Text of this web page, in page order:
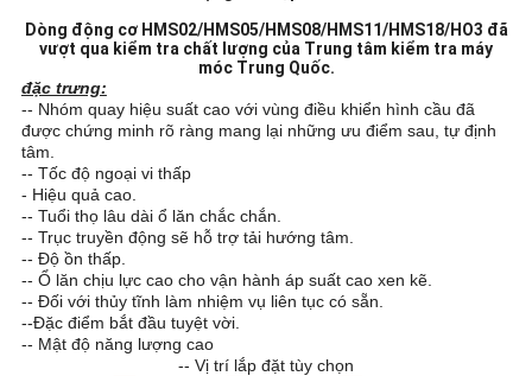
Dòng động cơ HMS02/HMS05/HMS08/HMS11/HMS18/HO3 đã
vượt qua kiểm tra chất lượng của Trung tâm kiểm tra máy
móc Trung Quốc.
đặc trưng:
-- Nhóm quay hiệu suất cao với vùng điều khiển hình cầu đã
được chứng minh rõ ràng mang lại những ưu điểm sau, tự định
tâm.
-- Tốc độ ngoại vi thấp
- Hiệu quả cao.
-- Tuổi thọ lâu dài ổ lăn chắc chắn.
-- Trục truyền động sẽ hỗ trợ tải hướng tâm.
-- Độ ồn thấp.
-- Ổ lăn chịu lực cao cho vận hành áp suất cao xen kẽ.
-- Đối với thủy tĩnh làm nhiệm vụ liên tục có sẵn.
--Đặc điểm bắt đầu tuyệt vời.
-- Mật độ năng lượng cao
-- Vị trí lắp đặt tùy chọn